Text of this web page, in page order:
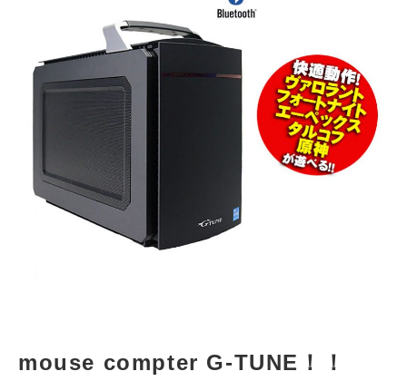
mouse compter G-TUNE ！！